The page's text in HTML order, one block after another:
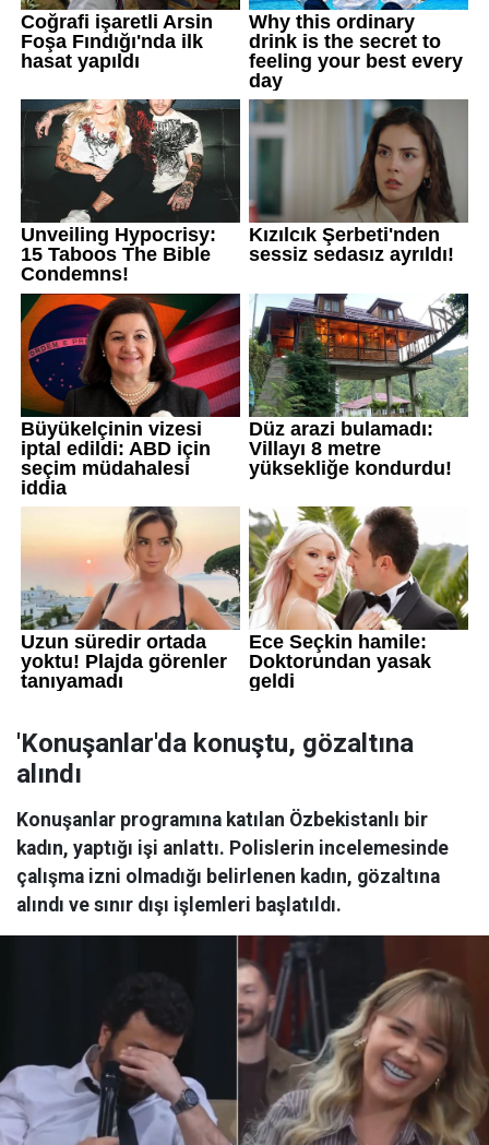
'Konuşanlar'da konuştu, gözaltına
alındı
Konuşanlar programına katılan Özbekistanlı bir
kadın, yaptığı işi anlattı. Polislerin incelemesinde
çalışma izni olmadığı belirlenen kadın, gözaltına
alındı ve sınır dışı işlemleri başlatıldı.